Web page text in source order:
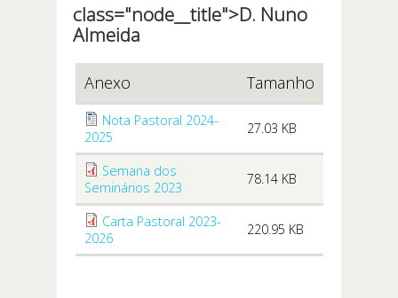
class="node__title">D. Nuno
Almeida
Anexo Tamanho
Nota Pastoral 2024-
2025
27.03 KB
Semana dos
Seminários 2023
78.14 KB
Carta Pastoral 2023-
2026
220.95 KB